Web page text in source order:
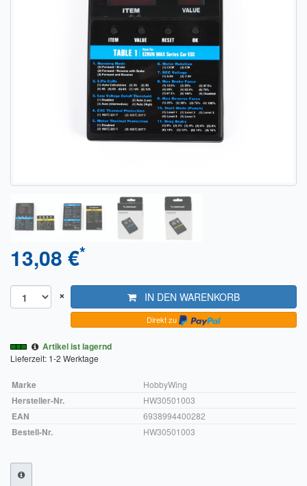
Sendungsverfolgung DHL
Sendungsverfolgung DPD
Verfügbarkeitsanzeige
Zahlung und Versand
Widerrufsrecht
Widerrufsbelehrung für digitale Waren / Muster-
Widerrufsformular
AGB und Kundeninformationen
Hinweise zur Batterieentsorgung
Geschäftszeiten
Impressum
13,08 €*
× IN DEN WARENKORB
Direkt zu
Artikel ist lagernd
Lieferzeit: 1-2 Werktage
Marke HobbyWing
Hersteller-Nr. HW30501003
EAN 6938994400282
Bestell-Nr. HW30501003